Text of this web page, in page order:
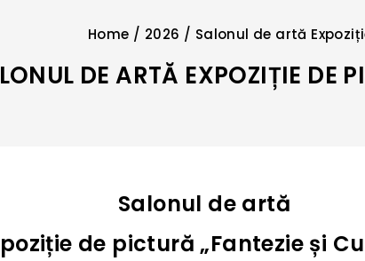
Home / 2026 / Salonul de artă
DE ARTĂ EXPOZIȚIE DE
Salonul de artă
de pictură „Fantezie și